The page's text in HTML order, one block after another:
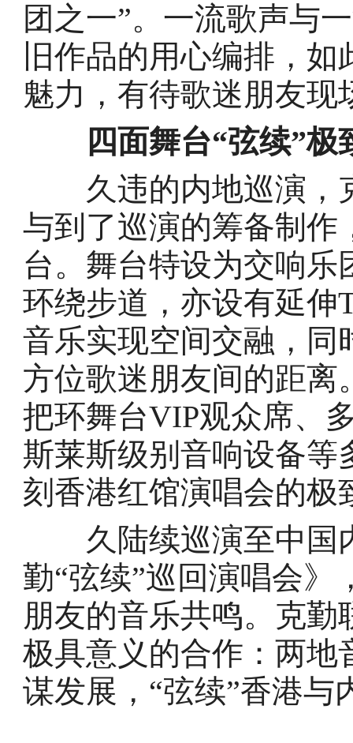
团之一”。一流歌声与
旧作品的用心编排，
魅力，有待歌迷朋友现
四面舞台“弦续”极
久违的内地巡演，
与到了巡演的筹备制作
台。舞台特设为交响乐
环绕步道，亦设有延伸
音乐实现空间交融，同
方位歌迷朋友间的距离
把环舞台VIP观众席、
斯莱斯级别音响设备等
刻香港红馆演唱会的极
久陆续巡演至中国
勤“弦续”巡回演唱会》
朋友的音乐共鸣。克
极具意义的合作：两地
谋发展，“弦续”香港与